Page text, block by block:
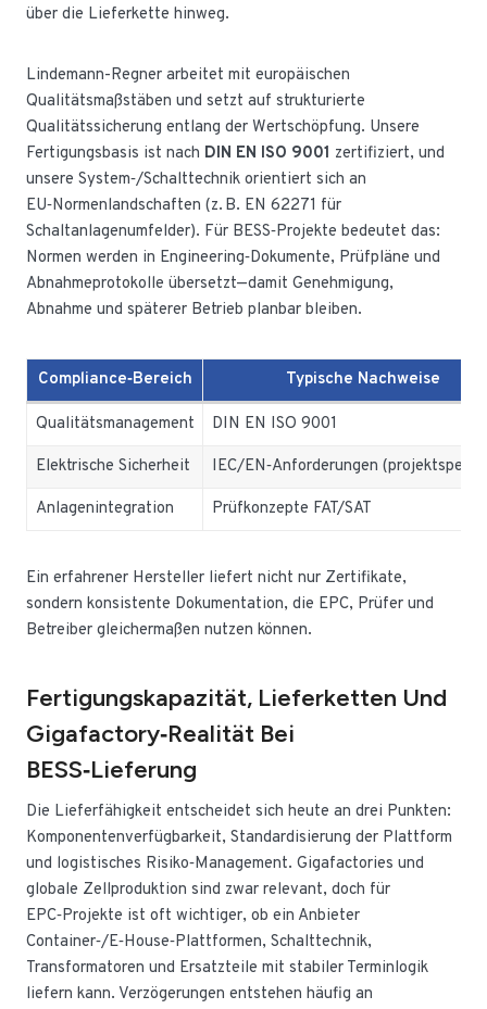
über die Lieferkette hinweg.
Lindemann-Regner arbeitet mit europäischen
Qualitätsmaßstäben und setzt auf strukturierte
Qualitätssicherung entlang der Wertschöpfung. Unsere
Fertigungsbasis ist nach DIN EN ISO 9001 zertifiziert, und
unsere System‑/Schalttechnik orientiert sich an
EU‑Normenlandschaften (z. B. EN 62271 für
Schaltanlagenumfelder). Für BESS‑Projekte bedeutet das:
Normen werden in Engineering‑Dokumente, Prüfpläne und
Abnahmeprotokolle übersetzt—damit Genehmigung,
Abnahme und späterer Betrieb planbar bleiben.
Compliance‑Bereich Typische Nachweise
Qualitätsmanagement DIN EN ISO 9001
Elektrische Sicherheit IEC/EN‑Anforderungen
Anlagenintegration Prüfkonzepte FAT/SAT
Ein erfahrener Hersteller liefert nicht nur Zertifikate,
sondern konsistente Dokumentation, die EPC, Prüfer und
Betreiber gleichermaßen nutzen können.
Fertigungskapazität, Lieferketten Und
Gigafactory‑Realität Bei
BESS‑Lieferung
Die Lieferfähigkeit entscheidet sich heute an drei Punkten:
Komponentenverfügbarkeit, Standardisierung der Plattform
und logistisches Risiko‑Management. Gigafactories und
globale Zellproduktion sind zwar relevant, doch für
EPC‑Projekte ist oft wichtiger, ob ein Anbieter
Container‑/E‑House‑Plattformen, Schalttechnik,
Transformatoren und Ersatzteile mit stabiler Terminlogik
liefern kann. Verzögerungen entstehen häufig an